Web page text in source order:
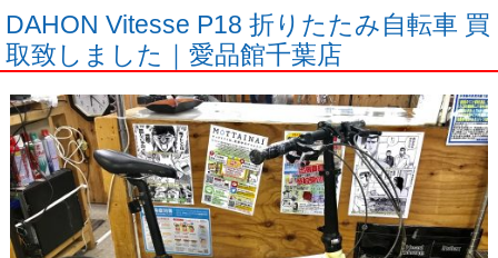
DAHON Vitesse P18 折りたたみ自転車 買
取致しました｜愛品館千葉店